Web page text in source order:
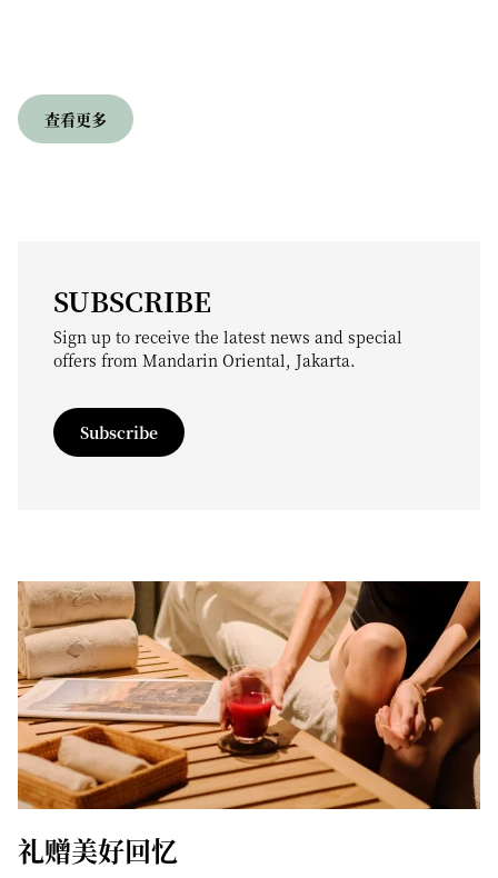
查看更多
SUBSCRIBE
Sign up to receive the latest news and special
offers from Mandarin Oriental, Jakarta.
Subscribe
礼赠美好回忆